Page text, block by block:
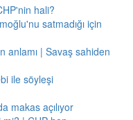
hali?
satmadığı için
anlamı | Savaş sahiden
ile söyleşi
makas açılıyor